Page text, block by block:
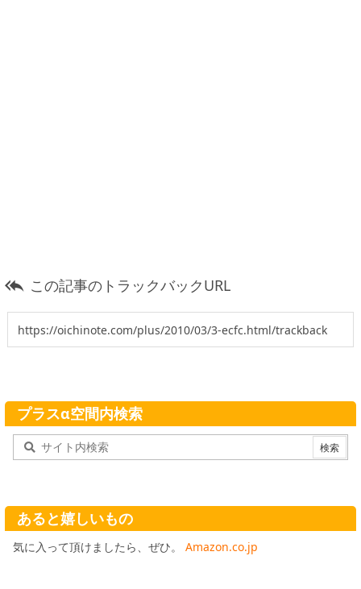
 この記事のトラックバックURL
プラスα空間内検索
あると嬉しいもの
気に入って頂けましたら、ぜひ。 Amazon.co.jp